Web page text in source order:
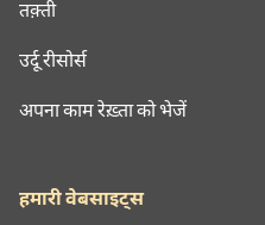
तक़्ती
उर्दू रीसोर्स
अपना काम रेख़्ता को भेजें
हमारी वेबसाइट्स